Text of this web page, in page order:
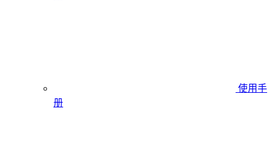
使用手
册